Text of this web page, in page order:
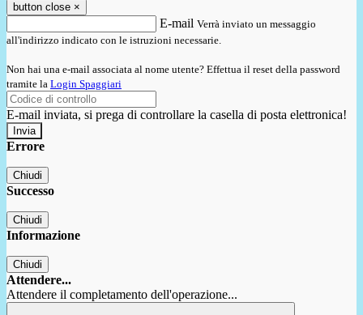
button close ×
E-mail Verrà inviato un messaggio
all'indirizzo indicato con le istruzioni necessarie.
Non hai una e-mail associata al nome utente? Effettua il reset della password
tramite la Login Spaggiari
E-mail inviata, si prega di controllare la casella di posta elettronica!
Errore
Chiudi
Successo
Chiudi
Informazione
Chiudi
Attendere...
Attendere il completamento dell'operazione...